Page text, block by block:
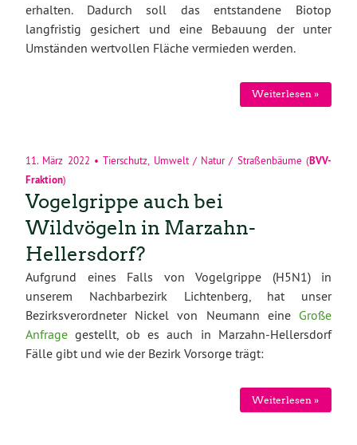
erhalten. Dadurch soll das entstandene Biotop
langfristig gesichert und eine Bebauung der unter
Umständen wertvollen Fläche vermieden werden.
Weiterlesen »
11. März 2022 •Tierschutz Umwelt / Natur / Straßenbäume (BVV-
Fraktion)
Vogelgrippe auch bei
Wildvögeln in Marzahn-
Hellersdorf?
Aufgrund eines Falls von Vogelgrippe (H5N1) in
unserem Nachbarbezirk Lichtenberg, hat unser
Bezirksverordneter Nickel von Neumann eine Große
Anfrage gestellt, ob es auch in Marzahn-Hellersdorf
Fälle gibt und wie der Bezirk Vorsorge trägt:
Weiterlesen »